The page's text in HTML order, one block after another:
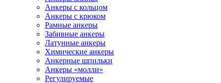
Анкеры с кольцом
Анкеры с крюком
Рамные анкеры
Забивные анкеры
Латунные анкеры
Химические анкеры
Анкерные шпильки
Анкеры «молли»
Регулируемые